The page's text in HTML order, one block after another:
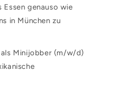
Essen genauso wie
in München zu
Minijobber (m/w/d)